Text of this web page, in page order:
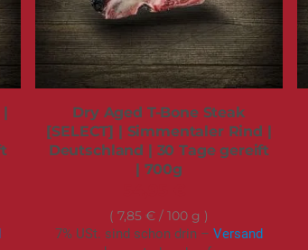
|
Dry Aged T-Bone Steak
[SELECT] | Simmentaler Rind |
Deutschland | 30 Tage gereift
| 700g
7,85 € / 100 g
7% USt. sind schon drin – Versand